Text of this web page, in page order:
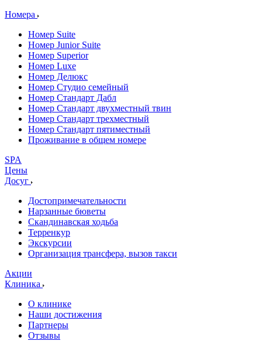
Номера
Номер Suite
Номер Junior Suite
Номер Superior
Номер Luxe
Номер Делюкс
Номер Студио семейный
Номер Стандарт Дабл
Номер Стандарт двухместный твин
Номер Стандарт трехместный
Номер Стандарт пятиместный
Проживание в общем номере
SPA
Цены
Досуг
Достопримечательности
Нарзанные бюветы
Скандинавская ходьба
Терренкур
Экскурсии
Организация трансфера, вызов такси
Акции
Клиника
О клинике
Наши достижения
Партнеры
Отзывы